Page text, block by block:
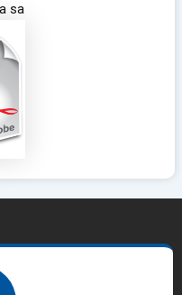
sa